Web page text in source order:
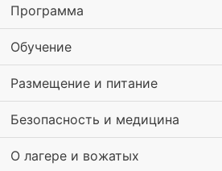
Программа
Обучение
Размещение и питание
Безопасность и медицина
О лагере и вожатых